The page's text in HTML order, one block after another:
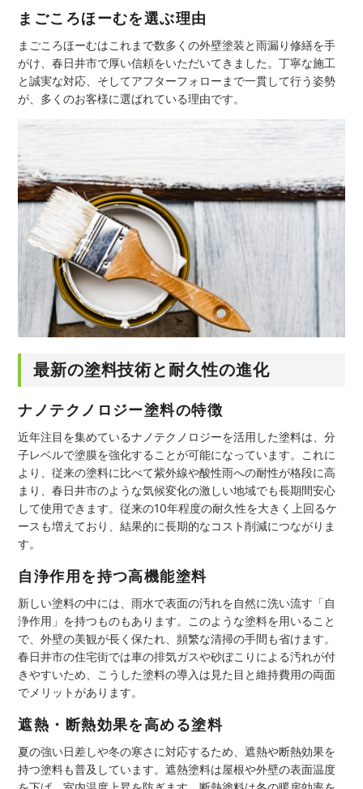
まごころほーむを選ぶ理由
まごころほーむはこれまで数多くの外壁塗装と雨漏り修繕を手
がけ、春日井市で厚い信頼をいただいてきました。丁寧な施工
と誠実な対応、そしてアフターフォローまで一貫して行う姿勢
が、多くのお客様に選ばれている理由です。
最新の塗料技術と耐久性の進化
ナノテクノロジー塗料の特徴
近年注目を集めているナノテクノロジーを活用した塗料は、分
子レベルで塗膜を強化することが可能になっています。これに
より、従来の塗料に比べて紫外線や酸性雨への耐性が格段に高
まり、春日井市のような気候変化の激しい地域でも長期間安心
して使用できます。従来の10年程度の耐久性を大きく上回るケ
ースも増えており、結果的に長期的なコスト削減につながりま
す。
自浄作用を持つ高機能塗料
新しい塗料の中には、雨水で表面の汚れを自然に洗い流す「自
浄作用」を持つものもあります。このような塗料を用いること
で、外壁の美観が長く保たれ、頻繁な清掃の手間も省けます。
春日井市の住宅街では車の排気ガスや砂ぼこりによる汚れが付
きやすいため、こうした塗料の導入は見た目と維持費用の両面
でメリットがあります。
遮熱・断熱効果を高める塗料
夏の強い日差しや冬の寒さに対応するため、遮熱や断熱効果を
持つ塗料も普及しています。遮熱塗料は屋根や外壁の表面温度